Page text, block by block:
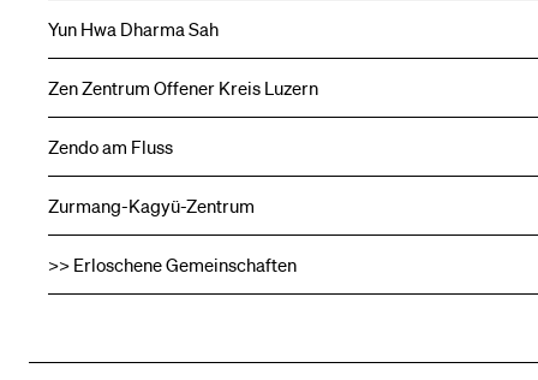
Yun Hwa Dharma Sah
Zen Zentrum Offener Kreis Luzern
Zendo am Fluss
Zurmang-Kagyü-Zentrum
>> Erloschene Gemeinschaften